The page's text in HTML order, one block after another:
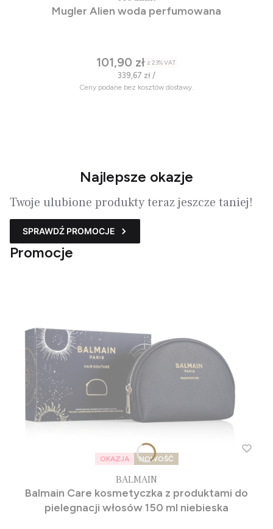
Mugler Alien woda perfumowana
101,90 zł z 23%VAT
339,67 zł /
Ceny podane bez kosztów dostawy.
Najlepsze okazje
Twoje ulubione produkty teraz jeszcze taniej!
SPRAWDŹ PROMOCJE
Promocje
OKAZJA NOWOŚĆ
BALMAIN
Balmain Care kosmetyczka z produktami do
pielegnacji włosów 150 ml niebieska